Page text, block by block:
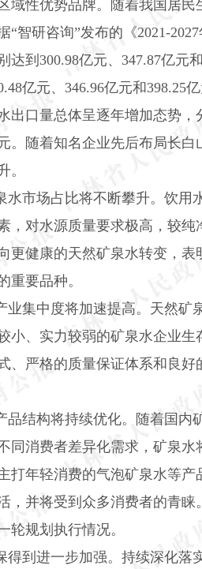
域性优势品牌。随着我国居
“智研咨询”发布的《2021-2027
达到 300.98亿元、 347.87亿元和
亿元、 346.96亿元和398.25
出口量总体呈逐年增加态势，
。随着知名企业先后布局长
。
水市场占比将不断攀升。饮用
，对水源质量要求极高，较
更健康的天然矿泉水转变，
重要品种。
业集中度将加速提高。天然矿
小、实力较弱的矿泉水企业
、严格的质量保证体系和良
品结构将持续优化。随着国内
同消费者差异化需求，矿泉
打年轻消费的气泡矿泉水等
，并将受到众多消费者的青睐。
轮规划执行情况。
得到进一步加强。持续深化落